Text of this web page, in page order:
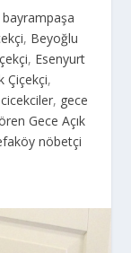
bayrampaşa
, Beyoğlu
, Esenyurt
Çiçekçi,
, gece
Gece Açık
nöbetçi